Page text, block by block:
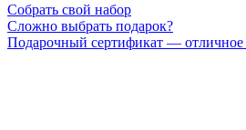
Cобрать свой набор
Сложно выбрать подарок?
Подарочный сертификат —